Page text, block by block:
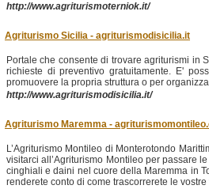
http://www.agriturismoterniok.it/
Agriturismo Sicilia - agriturismodisicilia.it
Portale che consente di trovare agriturismi in
richieste di preventivo gratuitamente. E'
promuovere la propria struttura o per
http://www.agriturismodisicilia.it/
Agriturismo Maremma -
L’Agriturismo Montileo di Monterotondo
visitarci all’Agriturismo Montileo per passare
cinghiali e daini nel cuore della Maremma in
renderete conto di come trascorrerete le